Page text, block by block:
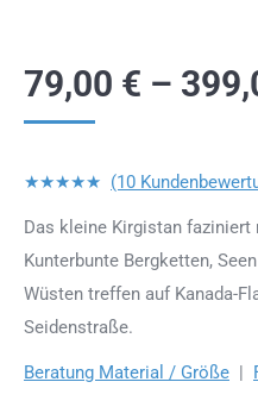
79,00 € –
★★★★★ (10
Das kleine Kirgistan
Kunterbunte Bergketten,
Wüsten treffen auf Kanada-
Seidenstraße.
Beratung Material / Größe |